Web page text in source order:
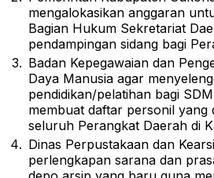
mengalokasikan anggaran
Bagian Hukum Sekretariat
pendampingan sidang bagi
Badan Kepegawaian dan
Daya Manusia agar
pendidikan/pelatihan bagi
membuat daftar personil yang
seluruh Perangkat Daerah di
Dinas Perpustakaan dan
perlengkapan sarana dan